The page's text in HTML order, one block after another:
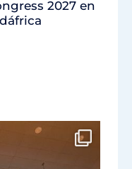
2027 en